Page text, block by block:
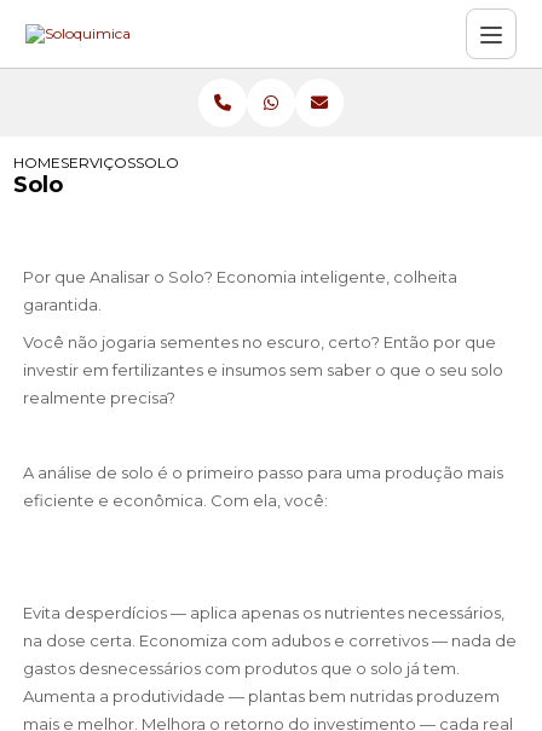
HOMESERVIÇOSSOLO
Solo
Por que Analisar o Solo? Economia inteligente, colheita
garantida.
Você não jogaria sementes no escuro, certo? Então por que
investir em fertilizantes e insumos sem saber o que o seu solo
realmente precisa?
A análise de solo é o primeiro passo para uma produção mais
eficiente e econômica. Com ela, você:
Evita desperdícios — aplica apenas os nutrientes necessários,
na dose certa. Economiza com adubos e corretivos — nada de
gastos desnecessários com produtos que o solo já tem.
Aumenta a produtividade — plantas bem nutridas produzem
mais e melhor. Melhora o retorno do investimento — cada real